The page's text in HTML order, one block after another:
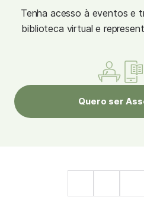
Tenha acesso à eventos e
biblioteca virtual e
Quero ser